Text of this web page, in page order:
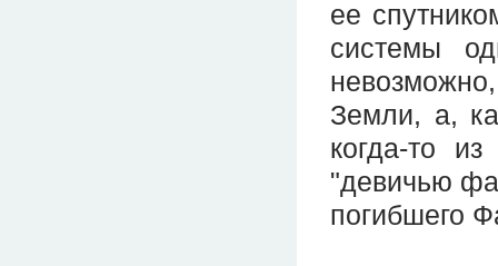
ее
системы
Земли, а,
когда-то
"девичью
погибшего